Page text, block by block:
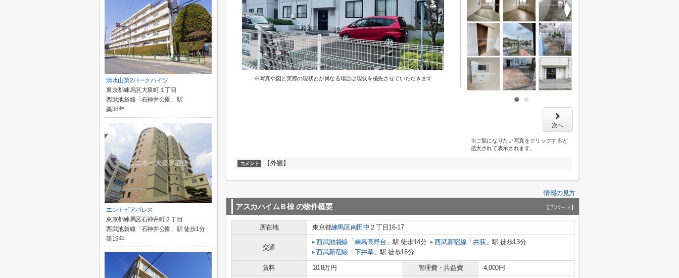
※写真や図と実際の現状とが異なる場合は現状を優先させていただきます
次へ
※ご覧になりたい写真をクリックすると
拡大されて表示されます。
コメント 【外観】
情報の見方
アスカハイムＢ棟 の物件概要 【アパート】
所在地 東京都練馬区南田中 ２丁目16-17
交通
西武池袋線 「 練馬高野台 」駅 徒歩14分 西武新宿線 「井荻」駅 徒歩13分
西武新宿線 「 下井草」駅 徒歩16分
賃料 10.8万円 管理費・共益費
4,000円
清水山第2パークハイツ
東京都練馬区大泉町１丁目
西武池袋線「石神井公園」駅
築38年
エントピアパレス
東京都練馬区石神井町２丁目
西武池袋線「石神井公園」駅 徒歩1分
築19年